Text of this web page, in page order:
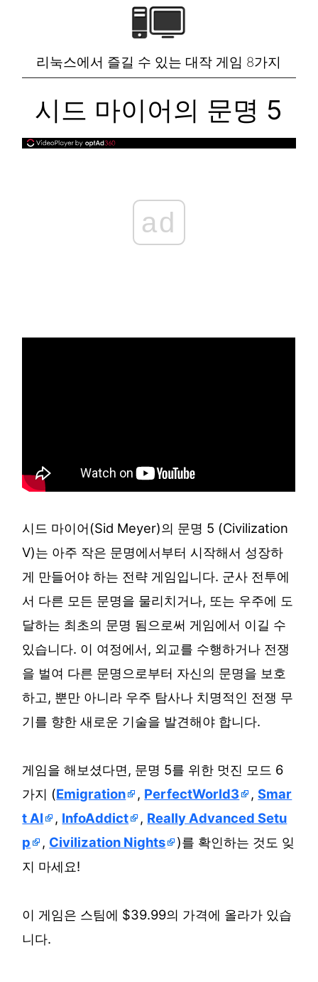
리눅스에서 즐길 수 있는 대작 게임 8가지
시드 마이어의 문명 5
ad
시드 마이어(Sid Meyer)의 문명 5 (Civilization
V)는 아주 작은 문명에서부터 시작해서 성장하
게 만들어야 하는 전략 게임입니다. 군사 전투에
서 다른 모든 문명을 물리치거나, 또는 우주에 도
달하는 최초의 문명 됨으로써 게임에서 이길 수
있습니다. 이 여정에서, 외교를 수행하거나 전쟁
을 벌여 다른 문명으로부터 자신의 문명을 보호
하고, 뿐만 아니라 우주 탐사나 치명적인 전쟁 무
기를 향한 새로운 기술을 발견해야 합니다.
게임을 해보셨다면, 문명 5를 위한 멋진 모드 6
가지 (Emigration , PerfectWorld3 ,Smar
t AI
, InfoAddict , Really Advanced Setu
p
, Civilization Nights
)를 확인하는 것도 잊
지 마세요!
이 게임은 스팀에 $39.99의 가격에 올라가 있습
니다.